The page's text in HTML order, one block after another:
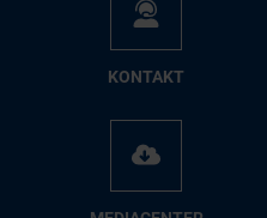
KON­TAKT